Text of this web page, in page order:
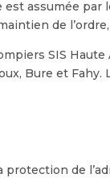
est assumée
de
SIS
Bure et
protection de